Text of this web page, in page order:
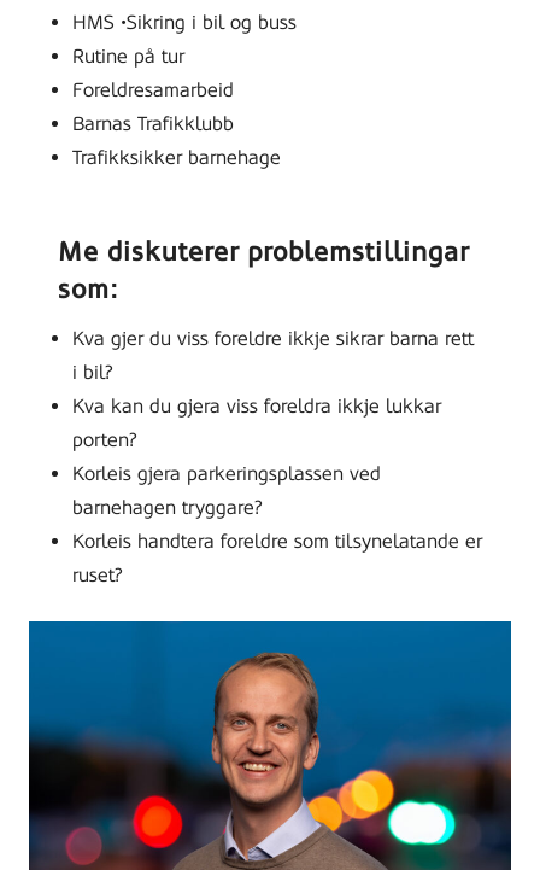
HMS •Sikring i bil og buss
Rutine på tur
Foreldresamarbeid
Barnas Trafikklubb
Trafikksikker barnehage
Me diskuterer problemstillingar
som:
Kva gjer du viss foreldre ikkje sikrar barna rett
i bil?
Kva kan du gjera viss foreldra ikkje lukkar
porten?
Korleis gjera parkeringsplassen ved
barnehagen tryggare?
Korleis handtera foreldre som tilsynelatande er
ruset?